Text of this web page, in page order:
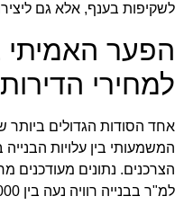
לשקיפות בענף, אלא גם
הפער האמיתי
למחירי הדירות
אחד הסודות הגדולים ביותר
המשמעותי בין עלויות
הצרכנים. נתונים מעודכנים